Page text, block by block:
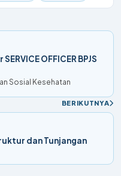
OFFICER BPJS
Sosial Kesehatan
BERIKUTNYA
dan Tunjangan